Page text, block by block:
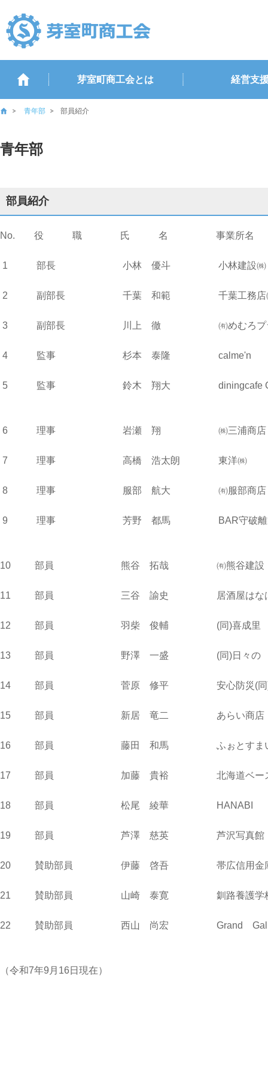
芽室町商工会とは 経営支
青年部 部員紹介
青年部
部員紹介
No. 役 職 氏 名 事業所
1 部長 小林 優斗 小林建設㈱
2 副部長 千葉 和範 千葉工
3 副部長 川上 徹 ㈲めむろプラ
4 監事 杉本 泰隆 calme'n 東１
5 監事 鈴木 翔大 diningcafe
6 理事 岩瀬 翔 ㈱三浦商
7 理事 高橋 浩太朗 東洋㈱ 帯広
8 理事 服部 航大 ㈲服部商
9 理事 芳野 都馬 BAR守破
10 部員 熊谷 拓哉 ㈲熊谷建
11 部員 三谷 諭史 居酒屋はなはな
12 部員 羽柴 俊輔 (同)喜成里
13 部員 野澤 一盛 (同)日々の
14 部員 菅原 修平 安心防
15 部員 新居 竜二 あらい商
16 部員 藤田 和馬 ふぉとすまいる
17 部員 加藤 貴裕 北海道ベー
18 部員 松尾 綾華
19 部員 芦澤 慈英 芦沢写真館
20 賛助部員 伊藤 啓吾 帯広信用金庫・
21 賛助部員 山崎 泰寛 釧路養護学
22 賛助部員 西山 尚宏 Grand
（令和7年9月16日現在）